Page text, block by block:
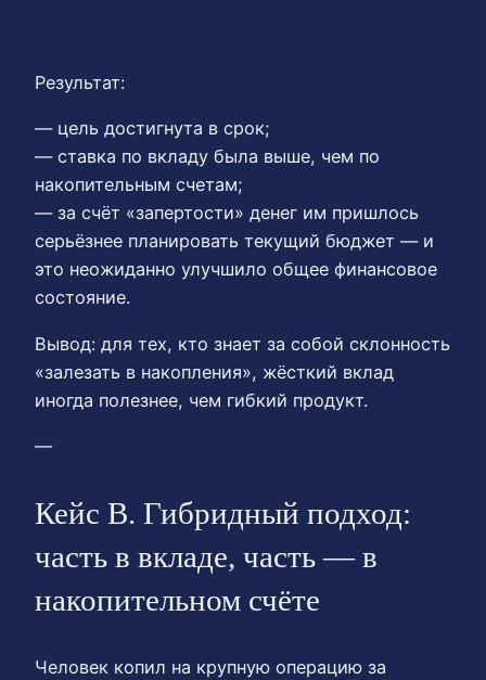
Результат:
— цель достигнута в срок;
— ставка по вкладу была выше, чем по
накопительным счетам;
— за счёт «запертости» денег им пришлось
серьёзнее планировать текущий бюджет — и
это неожиданно улучшило общее финансовое
состояние.
Вывод: для тех, кто знает за собой склонность
«залезать в накопления», жёсткий вклад
иногда полезнее, чем гибкий продукт.
—
Кейс B. Гибридный подход:
часть в вкладе, часть — в
накопительном счёте
Человек копил на крупную операцию за